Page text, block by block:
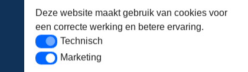
Deze website maakt gebruik van cookies voor
een correcte werking en betere ervaring.
TechnischTechnisch
MarketingMarketing